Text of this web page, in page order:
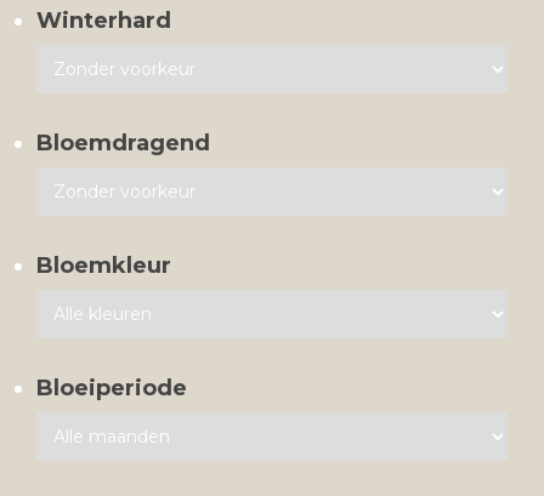
Winterhard
Bloemdragend
Bloemkleur
Bloeiperiode